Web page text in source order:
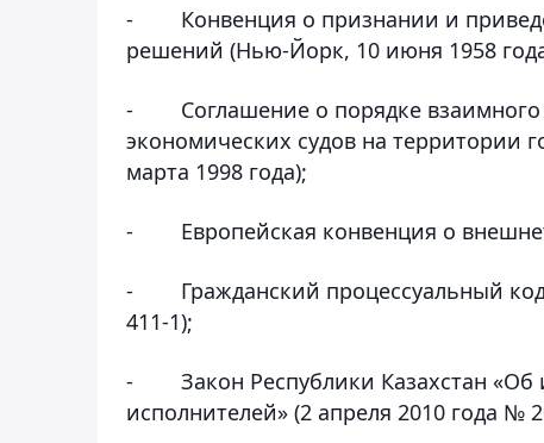
-
Конвенция о признании и
решений (Нью-Йорк, 10 июня 1958
-
Соглашение о порядке
экономических судов на территории
марта 1998 года);
- Европейская конвенция о
-
Гражданский процессуальный
411-1);
-
Закон Республики Казахстан
исполнителей» (2 апреля 2010 года №